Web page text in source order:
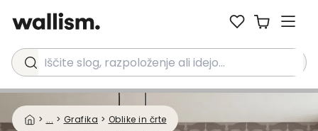
Iščite slog, razpoloženje ali idejo...
> ... > Grafika > Oblike in črte